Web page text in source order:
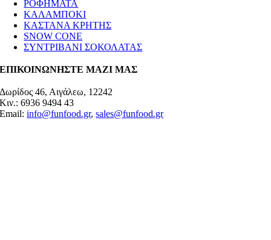
ΡΟΦΗΜΑΤΑ
ΚΑΛΑΜΠΟΚΙ
ΚΑΣΤΑΝΑ ΚΡΗΤΗΣ
SNOW CONE
ΣΥΝΤΡΙΒΑΝΙ ΣΟΚΟΛΑΤΑΣ
ΕΠΙΚΟΙΝΩΝΗΣΤΕ ΜΑΖΙ ΜΑΣ
Δωρίδος 46, Αιγάλεω, 12242
Κιν.: 6936 9494 43
Email:info@funfood.gr,sales@funfood.gr